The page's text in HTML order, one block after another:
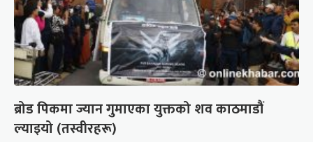
ब्रोड पिकमा ज्यान गुमाएका युक्तको शव काठमाडौं
ल्याइयो (तस्वीरहरू)